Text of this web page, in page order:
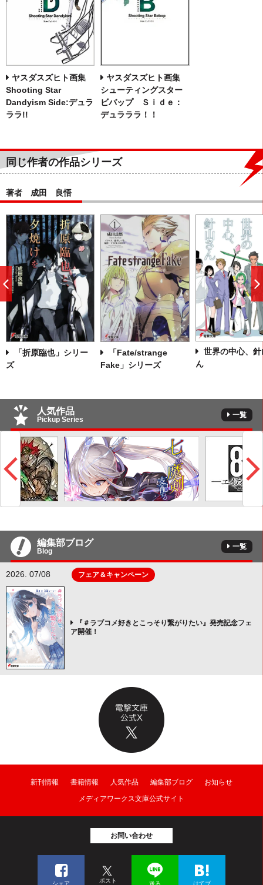
ヤスダスズヒト画集
Shooting Star
Dandyism Side:デュラ
ララ!!
ヤスダスズヒト画集
シューティングスター
ビバップ Ｓｉｄｅ：
デュラララ！！
同じ作者の作品シリーズ
著者 成田 良悟
「折原臨也」シリー
ズ
「Fate/strange
Fake」シリーズ
世界の中心、針
ん
前
へ
人気作品
Pickup Series
一覧
編集部ブログ
Blog
一覧
2026. 07/08 フェア＆キャンペーン
『＃ラブコメ好きとこっそり繋がりたい』発売記念フェ
ア開催！
新刊情報 書籍情報 人気作品 編集部ブログ
お知らせ
メディアワークス文庫公式サイト
お問い合わせ
シェア ポスト 送る はてブ